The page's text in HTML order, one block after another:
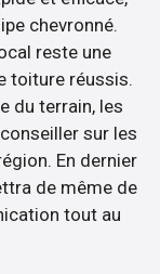
chevronné.
reste une
toiture réussis.
du terrain, les
sur les
En dernier
de même de
tout au